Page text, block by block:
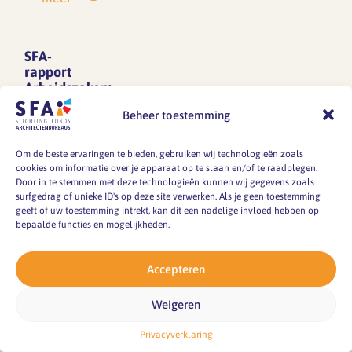
Beheer toestemming
Om de beste ervaringen te bieden, gebruiken wij technologieën zoals
cookies om informatie over je apparaat op te slaan en/of te raadplegen.
Door in te stemmen met deze technologieën kunnen wij gegevens zoals
surfgedrag of unieke ID's op deze site verwerken. Als je geen toestemming
geeft of uw toestemming intrekt, kan dit een nadelige invloed hebben op
bepaalde functies en mogelijkheden.
Accepteren
Weigeren
Privacyverklaring
kunt
ook
het
volledige
rapport
SFA
Arbeidszakenonderzoek
voorjaar
2025
lezen. …
ontleed’
(pdf),
die
vandaag
verschenen.
Hieronder
lees
je
een
onderzoekt
SFA
onderwerpen
en
op
het
gebied
van
de
SFA-
rapport
Arbeidszaken:
de
stand
van
de
branche
2024
Eén
keer
onderzoekt